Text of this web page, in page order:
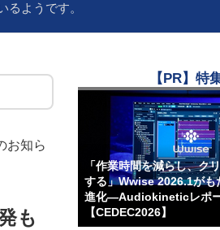
ようです。
お知ら
も
【PR】特
「作業時間を減らし、ク
する」Wwise 2026.1がも
進化―Audiokineticレポ
【CEDEC2026】